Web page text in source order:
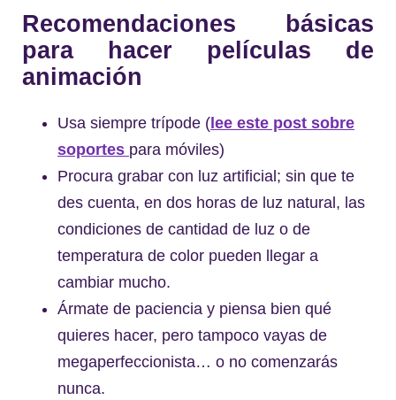
Recomendaciones básicas
para hacer películas de
animación
Usa siempre trípode ( lee este post sobre
soportes para móviles)
Procura grabar con luz artificial; sin que te
des cuenta, en dos horas de luz natural, las
condiciones de cantidad de luz o de
temperatura de color pueden llegar a
cambiar mucho.
Ármate de paciencia y piensa bien qué
quieres hacer, pero tampoco vayas de
megaperfeccionista… o no comenzarás
nunca.